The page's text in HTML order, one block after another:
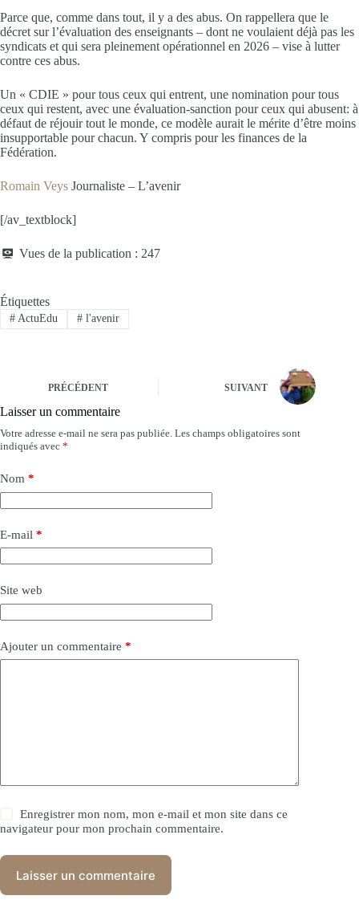
Parce que, comme dans tout, il y a des abus. On rappellera que le
décret sur l’évaluation des enseignants – dont ne voulaient déjà pas les
syndicats et qui sera pleinement opérationnel en 2026 – vise à lutter
contre ces abus.
Un « CDIE » pour tous ceux qui entrent, une nomination pour tous
ceux qui restent, avec une évaluation-sanction pour ceux qui abusent: à
défaut de réjouir tout le monde, ce modèle aurait le mérite d’être moins
insupportable pour chacun. Y compris pour les finances de la
Fédération.
Romain Veys Journaliste – L’avenir
[/av_textblock]
Vues de la publication : 247
Étiquettes
#ActuEdu #l'avenir
PRÉCÉDENT SUIVANT
Laisser un commentaire
Votre adresse e-mail ne sera pas publiée. Les champs obligatoires sont
indiqués avec *
Nom *
E-mail *
Site web
Ajouter un commentaire *
Enregistrer mon nom, mon e-mail et mon site dans ce
navigateur pour mon prochain commentaire.
Laisser un commentaire